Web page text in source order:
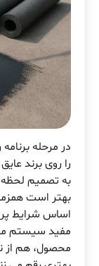
در مرحله
را روی برند
به تصمیم لحظه
بهتر است
اساس شرایط
مفید سیستم
محصول، هم از